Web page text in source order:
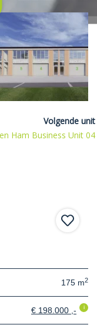
Volgende unit
Ham Business Unit 04
175 m2
€ 198.000 ,- i